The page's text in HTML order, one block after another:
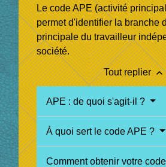
Le code APE (activité
permet d'identifier la branche
principale du travailleur
société.
Tout replierkeyboard_arrow_up
APE : de quoi s'agit-il ?
À quoi sert le code APE ?
Comment obtenir votre